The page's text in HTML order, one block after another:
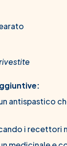
antispastico
i recettori